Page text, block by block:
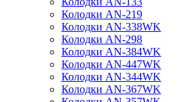
Колодки AN-219
Колодки AN-338WK
Колодки AN-298
Колодки AN-384WK
Колодки AN-447WK
Колодки AN-344WK
Колодки AN-367WK